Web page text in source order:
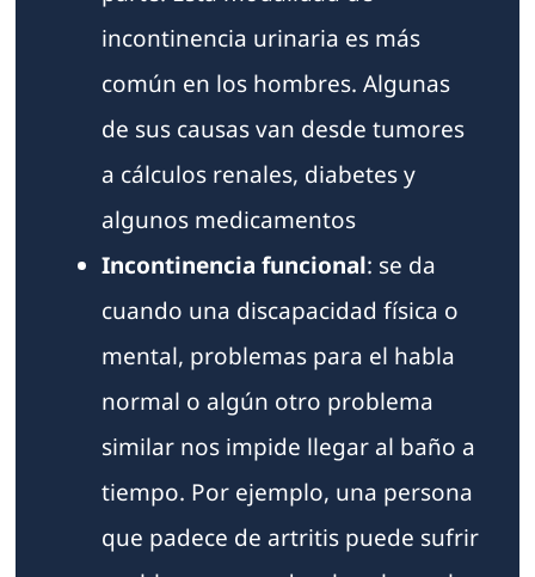
incontinencia urinaria es más
común en los hombres. Algunas
de sus causas van desde tumores
a cálculos renales, diabetes y
algunos medicamentos
Incontinencia funcional: se da
cuando una discapacidad física o
mental, problemas para el habla
normal o algún otro problema
similar nos impide llegar al baño a
tiempo. Por ejemplo, una persona
que padece de artritis puede sufrir